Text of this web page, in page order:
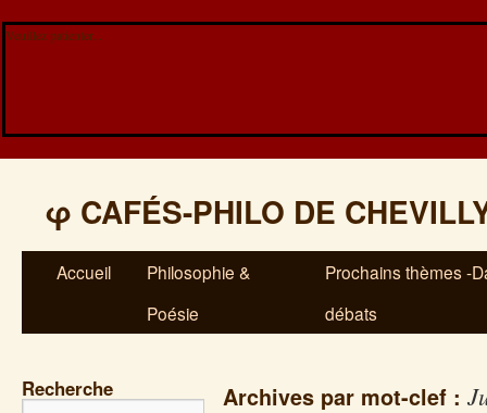
Veuillez patienter...
φ CAFÉS-PHILO DE
Accueil
Philosophie &
Poésie
Prochains thèmes -
débats
Recherche Archives par mot-clef :